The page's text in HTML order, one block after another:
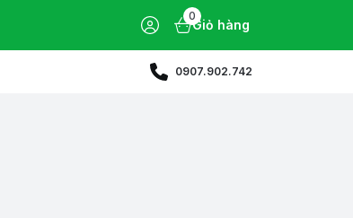
0
Giỏ hàng
0907.902.742